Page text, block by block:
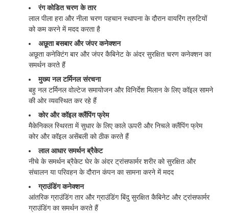
रंग कोडित चरण के तार
लाल पीला हरा और नीला चरण पहचान स्थापना के दौरान वायरिंग त्रुटियों
को कम करने में मदद करता है
अछूता बसबार और जंपर कनेक्शन
अछूता कनेक्टिंग बार और जंपर कैबिनेट के अंदर सुरक्षित चरण कनेक्शन का
समर्थन करते हैं
मुख्य नल टर्मिनल संरचना
बहु नल टर्मिनल वोल्टेज समायोजन और विनिर्देश मिलान के लिए कॉइल सामने
की ओर व्यवस्थित कर रहे हैं
कोर और कॉइल क्लैंपिंग फ्रेम
मैकेनिकल स्थिरता में सुधार के लिए काले ऊपरी और निचले क्लैंपिंग फ्रेम
कोर और कॉइल असेंबली को ठीक करते हैं
लाल आधार समर्थन ब्रैकेट
नीचे के समर्थन ब्रैकेट घेर के अंदर ट्रांसफार्मर शरीर को सुरक्षित और
संचालन या परिवहन के दौरान कंपन का सामना करने में मदद
ग्राउंडिंग कनेक्शन
आंतरिक ग्राउंडिंग तार और ग्राउंडिंग बिंदु सुरक्षित कैबिनेट और ट्रांसफार्मर
ग्राउंडिंग का समर्थन करते हैं